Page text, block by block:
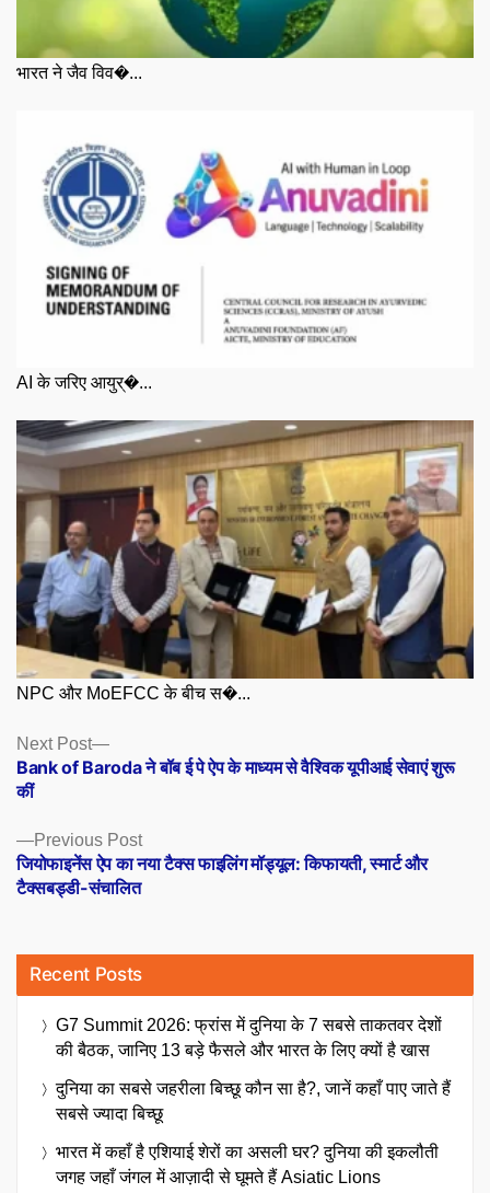
भारत ने जैव विव�...
AI के जरिए आयुर्�...
NPC और MoEFCC के बीच स�...
Posts
navigation
Previous PostPrevious
post:
जियोफाइनेंस ऐप का नया टैक्स फाइलिंग मॉड्यूल: किफायती, स्मार्ट और
टैक्सबड्डी-संचालित
Next Post
Next
post:
Bank of Baroda ने बॉब ई पे ऐप के माध्यम से वैश्विक यूपीआई सेवाएं शुरू
कीं
Recent Posts
G7 Summit 2026: फ्रांस में दुनिया के 7 सबसे ताकतवर देशों
की बैठक, जानिए 13 बड़े फैसले और भारत के लिए क्यों है खास
दुनिया का सबसे जहरीला बिच्छू कौन सा है?, जानें कहाँ पाए जाते हैं
सबसे ज्यादा बिच्छू
भारत में कहाँ है एशियाई शेरों का असली घर? दुनिया की इकलौती
जगह जहाँ जंगल में आज़ादी से घूमते हैं Asiatic Lions